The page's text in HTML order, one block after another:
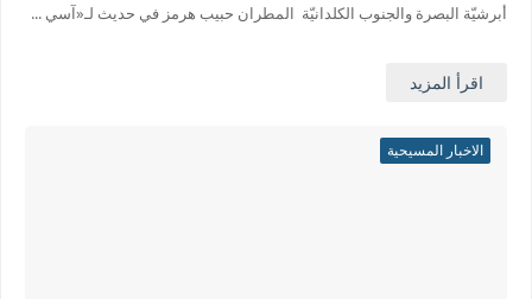
أبرشيّة البصرة والجنوب الكلدانيّة المطران حبيب هرمز في حديث لـ«آسي ...
اقرأ المزيد
الاخبار المسيحية